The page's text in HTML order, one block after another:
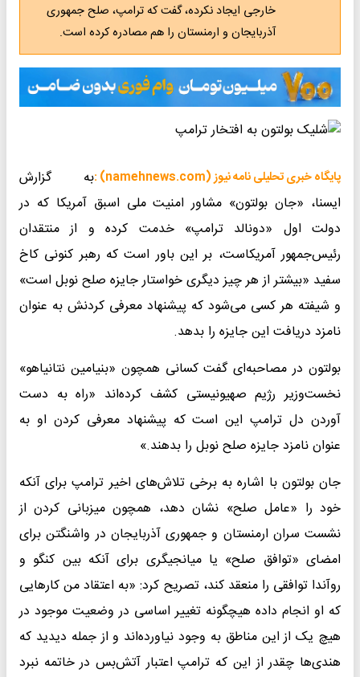
خارجی ایجاد نکرده، گفت که ترامپ، صلح جمهوری
آذربایجان و ارمنستان را هم مصادره کرده است.
پایگاه خبری تحلیلی نامه نیوز (namehnews.com) :
به گزارش
ایسنا، «جان بولتون» مشاور امنیت ملی اسبق آمریکا که در
دولت اول «دونالد ترامپ» خدمت کرده و از منتقدان
رئیس‌جمهور آمریکاست، بر این باور است که رهبر کنونی کاخ
سفید «بیشتر از هر چیز دیگری خواستار جایزه صلح نوبل است»
و شیفته هر کسی می‌شود که پیشنهاد معرفی کردنش به عنوان
نامزد دریافت این جایزه را بدهد.
بولتون در مصاحبه‌ای گفت کسانی همچون «بنیامین نتانیاهو»
نخست‌وزیر رژیم صهیونیستی کشف کرده‌اند «راه به دست
آوردن دل ترامپ این است که پیشنهاد معرفی کردن او به
عنوان نامزد جایزه صلح نوبل را بدهند.»
جان بولتون با اشاره به برخی تلاش‌های اخیر ترامپ برای آنکه
خود را «عامل صلح» نشان دهد، همچون میزبانی کردن از
نشست سران ارمنستان و جمهوری آذربایجان در واشنگتن برای
امضای «توافق صلح» یا میانجیگری برای آنکه بین کنگو و
روآندا توافقی را منعقد کند، تصریح کرد: «به اعتقاد من کارهایی
که او انجام داده هیچگونه تغییر اساسی در وضعیت موجود در
هیچ یک از این مناطق به وجود نیاورده‌اند و از جمله دیدید که
هندی‌ها چقدر از این که ترامپ اعتبار آتش‌بس در خاتمه نبرد